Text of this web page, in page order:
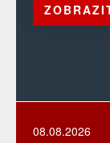
08.08.2026